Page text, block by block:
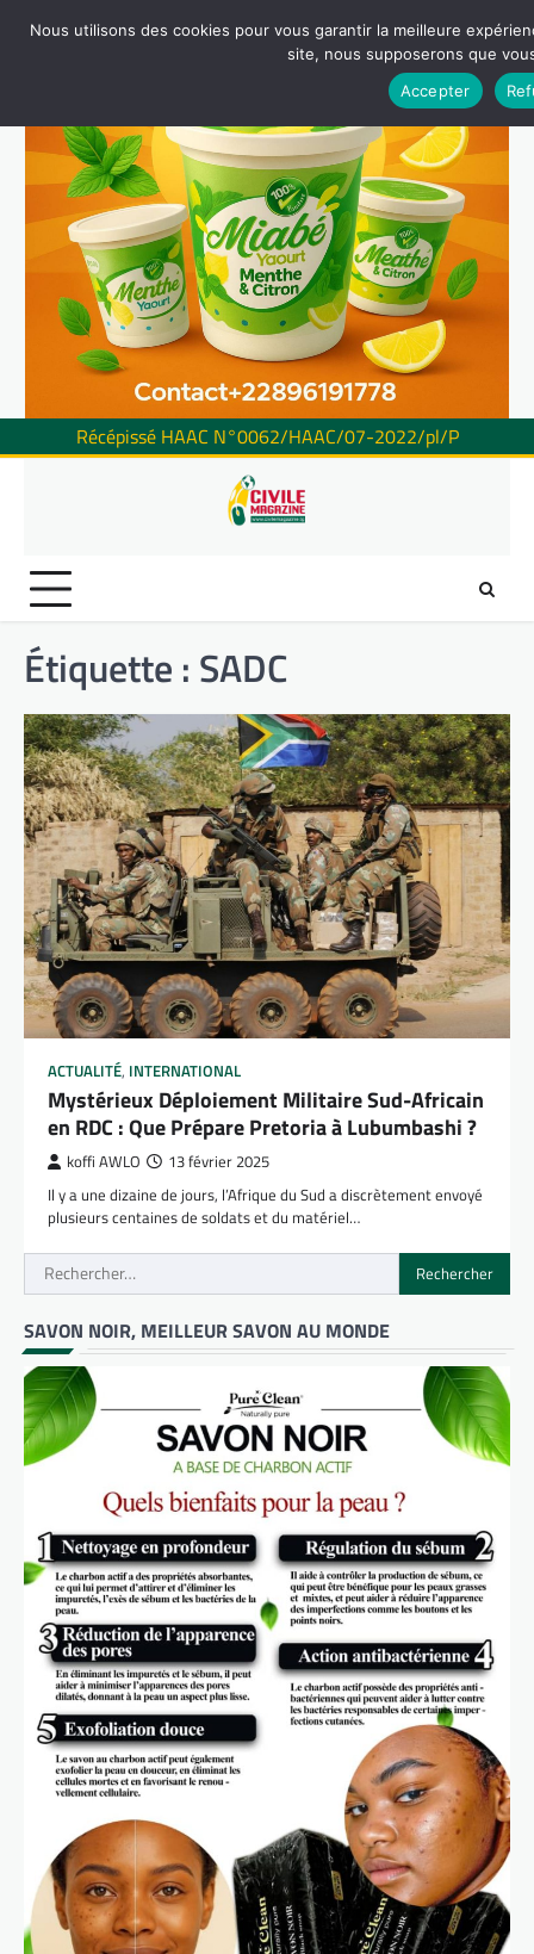
Récépissé HAAC N°0062/HAAC/07-2022/pl/P
Étiquette : SADC
ACTUALITÉ, INTERNATIONAL
Mystérieux Déploiement Militaire Sud-Africain
en RDC : Que Prépare Pretoria à Lubumbashi ?
koffi AWLO 13 février 2025
Il y a une dizaine de jours, l’Afrique du Sud a discrètement envoyé
plusieurs centaines de soldats et du matériel…
Rechercher :
SAVON NOIR, MEILLEUR SAVON AU MONDE
Nous utilisons des cookies pour vous garantir la meilleure
site, nous supposerons que
Accepter